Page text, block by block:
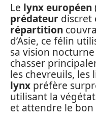
Le lynx européen
prédateur discret
répartition
d’Asie, ce félin
sa vision
chasser
les chevreuils, les
lynx préfère
utilisant la
et attendre le